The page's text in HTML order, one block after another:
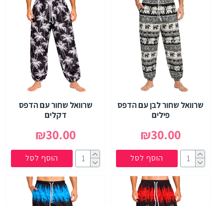
שרוואל שחור לבן עם הדפס
פילים
₪30.00
הוסף לסל
שרוואל שחור עם הדפס
דקלים
₪30.00
הוסף לסל